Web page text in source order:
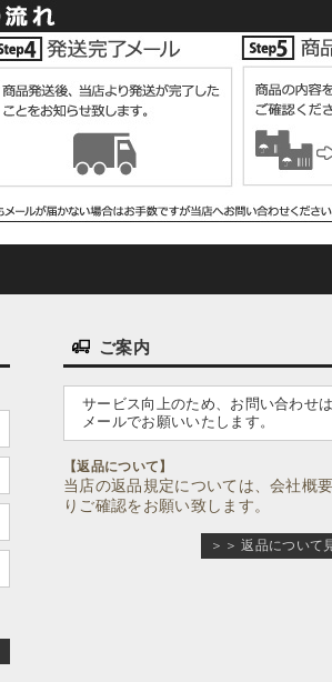
ご案内
サービス向上のため、お問い合わせ
メールでお願いいたします。
【返品について】
当店の返品規定については、会社概
りご確認をお願い致します。
＞＞ 返品について